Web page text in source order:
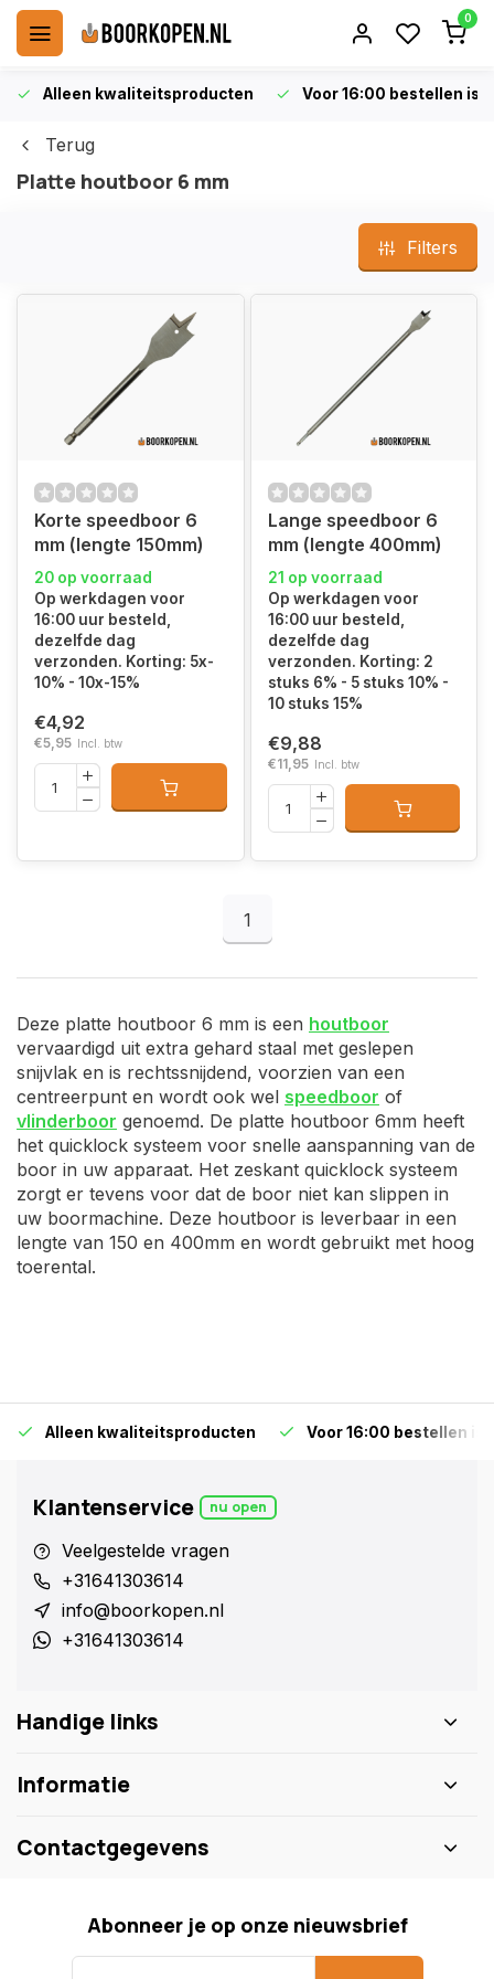
0
Alleen kwaliteitsproducten Voor 16:00 bestellen is
Terug
Platte houtboor 6 mm
Filters
Korte speedboor 6
mm (lengte 150mm)
20 op voorraad
Op werkdagen voor
16:00 uur besteld,
dezelfde dag
verzonden. Korting: 5x-
10% - 10x-15%
€4,92
€5,95 Incl. btw
Lange speedboor 6
mm (lengte 400mm)
21 op voorraad
Op werkdagen voor
16:00 uur besteld,
dezelfde dag
verzonden. Korting: 2
stuks 6% - 5 stuks 10% -
10 stuks 15%
€9,88
€11,95 Incl. btw
1
Deze platte houtboor 6 mm is een houtboor
vervaardigd uit extra gehard staal met geslepen
snijvlak en is rechtssnijdend, voorzien van een
centreerpunt en wordt ook wel speedboor of
vlinderboor genoemd. De platte houtboor 6mm heeft
het quicklock systeem voor snelle aanspanning van de
boor in uw apparaat. Het zeskant quicklock systeem
zorgt er tevens voor dat de boor niet kan slippen in
uw boormachine. Deze houtboor is leverbaar in een
lengte van 150 en 400mm en wordt gebruikt met hoog
toerental.
Alleen kwaliteitsproducten Voor 16:00 bestellen is
Klantenservice nu open
Veelgestelde vragen
+31641303614
info@boorkopen.nl
+31641303614
Handige links
Informatie
Contactgegevens
Abonneer je op onze nieuwsbrief